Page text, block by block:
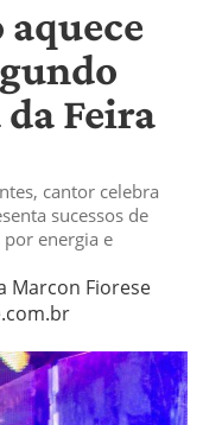
aquece
Feira
cantor celebra
sucessos de
energia e
Marcon Fiorese